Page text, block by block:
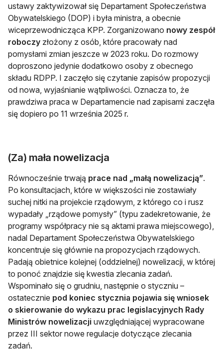
ustawy zaktywizował się Departament Społeczeństwa
Obywatelskiego (DOP) i była ministra, a obecnie
wiceprzewodnicząca KPP. Zorganizowano nowy zespół
roboczy złożony z osób, które pracowały nad
pomysłami zmian jeszcze w 2023 roku. Do rozmowy
doproszono jedynie dodatkowo osoby z obecnego
składu RDPP. I zaczęło się czytanie zapisów propozycji
od nowa, wyjaśnianie wątpliwości. Oznacza to, że
prawdziwa praca w Departamencie nad zapisami zaczęła
się dopiero po 11 września 2025 r.
(Za) mała nowelizacja
Równocześnie trwają prace nad „małą nowelizacją”.
Po konsultacjach, które w większości nie zostawiały
suchej nitki na projekcie rządowym, z którego co i rusz
wypadały „rządowe pomysły” (typu zadekretowanie, że
programy współpracy nie są aktami prawa miejscowego),
nadal Departament Społeczeństwa Obywatelskiego
koncentruje się głównie na propozycjach rządowych.
Padają obietnice kolejnej (oddzielnej) nowelizacji, w której
to ponoć znajdzie się kwestia zlecania zadań.
Wspominało się o grudniu, następnie o styczniu –
ostatecznie pod koniec stycznia pojawia się wniosek
o skierowanie do wykazu prac legislacyjnych Rady
Ministrów nowelizacji uwzględniającej wypracowane
przez III sektor nowe regulacje dotyczące zlecania
zadań.